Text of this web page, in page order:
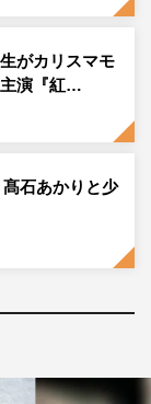
少年忍者が全
ることを目指
バー自身が考
ンバーそれぞれ
となる 21 人のグ
となってい
がカリスマモ
演『紅…
石あかりと少